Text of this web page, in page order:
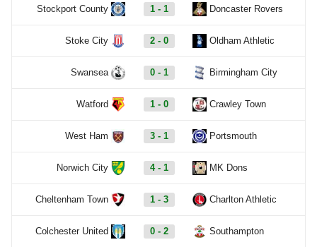
Stockport County 1 - 1 Doncaster Rovers
Stoke City 2 - 0 Oldham Athletic
Swansea 0 - 1 Birmingham City
Watford 1 - 0 Crawley Town
West Ham 3 - 1 Portsmouth
Norwich City 4 - 1 MK Dons
Cheltenham Town 1 - 3 Charlton Athletic
Colchester United 0 - 2 Southampton